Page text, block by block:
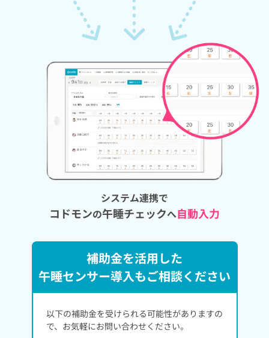
システム連携で
コドモンの午睡チェックへ自動入力
補助金を活用した
午睡センサー導入もご相談ください
以下の補助金を受けられる可能性がありますの
で、お気軽にお問い合わせください。